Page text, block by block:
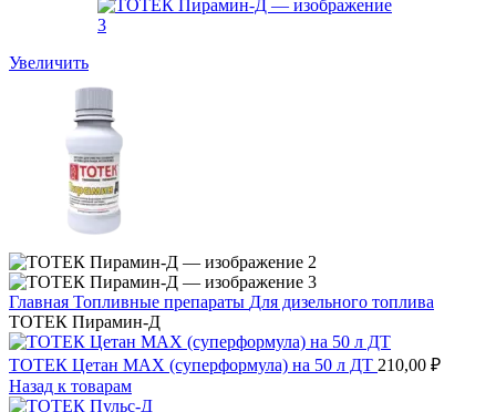
Увеличить
Главная Топливные препараты Для дизельного топлива
ТОТЕК Пирамин-Д
ТОТЕК Цетан МАХ (суперформула) на 50 л ДТ 210,00 ₽
Назад к товарам